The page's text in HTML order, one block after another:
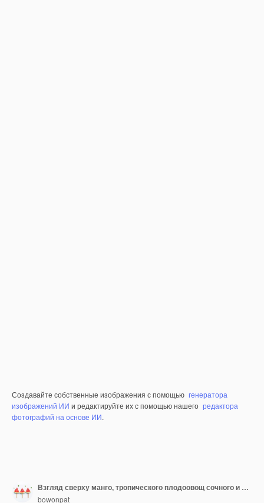
Создавайте собственные изображения с помощью генератора
изображений ИИ и редактируйте их с помощью нашего редактора
фотографий на основе ИИ.
Взгляд сверху манго, тропического плодоовощ сочного и сладостного.
bowonpat